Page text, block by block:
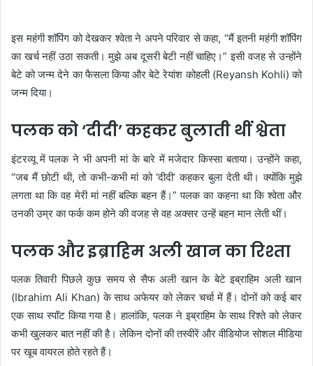
इस महंगी शॉपिंग को देखकर श्वेता ने अपने परिवार से कहा, “मैं इतनी महंगी शॉपिंग
का खर्च नहीं उठा सकती। मुझे अब दूसरी बेटी नहीं चाहिए।” इसी वजह से उन्होंने
बेटे को जन्म देने का फैसला किया और बेटे रेयांश कोहली (Reyansh Kohli) को
जन्म दिया।
पलक को ‘दीदी’ कहकर बुलाती थीं श्वेता
इंटरव्यू में पलक ने भी अपनी मां के बारे में मजेदार किस्सा बताया। उन्होंने कहा,
“जब मैं छोटी थी, तो कभी-कभी मां को ‘दीदी’ कहकर बुला देती थी। क्योंकि मुझे
लगता था कि वह मेरी मां नहीं बल्कि बहन हैं।” पलक का कहना था कि श्वेता और
उनकी उम्र का फर्क कम होने की वजह से वह अक्सर उन्हें बहन मान लेती थीं।
पलक और इब्राहिम अली खान का रिश्ता
पलक तिवारी पिछले कुछ समय से सैफ अली खान के बेटे इब्राहिम अली खान
(Ibrahim Ali Khan) के साथ अफेयर को लेकर चर्चा में हैं। दोनों को कई बार
एक साथ स्पॉट किया गया है। हालांकि, पलक ने इब्राहिम के साथ रिश्ते को लेकर
कभी खुलकर बात नहीं की है। लेकिन दोनों की तस्वीरें और वीडियोज सोशल मीडिया
पर खूब वायरल होते रहते हैं।